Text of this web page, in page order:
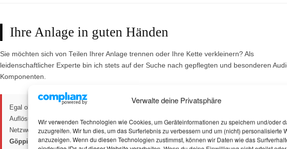
Verwalte deine Privatsphäre
Wir verwenden Technologien wie Cookies, um Geräteinformationen zu speichern und/oder
zuzugreifen. Wir tun dies, um das Surferlebnis zu verbessern und um (nicht) personalisierte
anzuzeigen. Wenn du diesen Technologien zustimmst, können wir Daten wie das
Ihre Anlage in guten Händen
Sie möchten sich von Teilen Ihrer Anlage trennen oder Ihre Kette verkleinern? Als
leidenschaftlicher Experte bin ich stets auf der Suche nach gepflegten und besonderen
Komponenten.
Egal ob Einzelstücke, Raritäten aus der Blütezeit der Audiotechnik oder eine umfassende
Auflösung – ich biete eine
seriöse, schnelle und kompetente Abwicklung
. Durch unser
Netzwerk sind wirdeutschlandweitim Einsatz. Verstärkt finden Sie uns direkt inStuttgart,
Göppingen, München, Düsseldorf, Berlin, Hamburg, Bremen, Kölnsowie im jeweiligen